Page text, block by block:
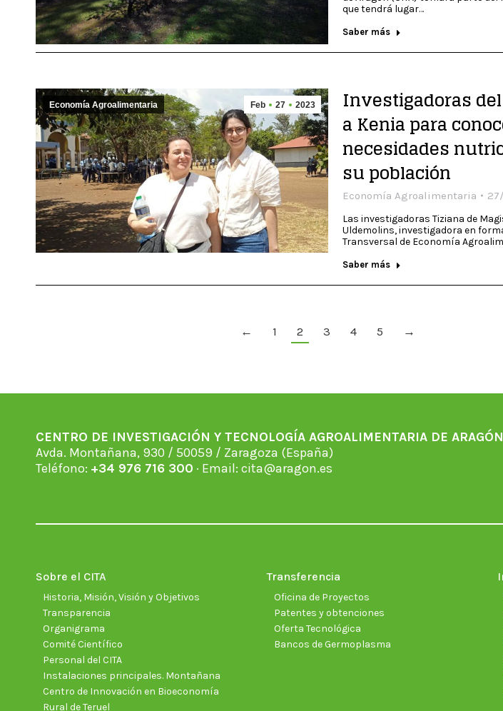
que tendrá lugar…
Saber más
Feb 27 2023
Economía Agroalimentaria Investigadoras
a Kenia para
necesidades
su población
Economía Agroalimentaria
Las investigadoras Tiziana de
Uldemolins, investigadora en
Transversal de Economía
Saber más
← 1 2 3 4 5 →
CENTRO DE INVESTIGACIÓN Y TECNOLOGÍA AGROALIMENTARIA DE ARAGÓN
Avda. Montañana, 930 / 50059 / Zaragoza (España)
Teléfono: +34 976 716 300 · Email: cita@aragon.es
Sobre el CITA
Historia, Misión, Visión y Objetivos
Transparencia
Organigrama
Comité Científico
Personal del CITA
Instalaciones principales. Montañana
Centro de Innovación en Bioeconomía
Rural de Teruel
Transferencia
Oficina de Proyectos
Patentes y obtenciones
Oferta Tecnológica
Bancos de Germoplasma